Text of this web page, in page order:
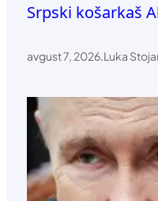
Srpski košarkaš
avgust 7, 2026.Luka